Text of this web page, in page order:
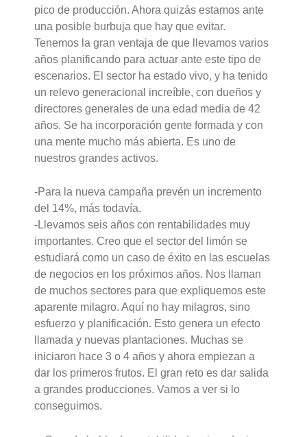
pico de producción. Ahora quizás estamos ante
una posible burbuja que hay que evitar.
Tenemos la gran ventaja de que llevamos varios
años planificando para actuar ante este tipo de
escenarios. El sector ha estado vivo, y ha tenido
un relevo generacional increíble, con dueños y
directores generales de una edad media de 42
años. Se ha incorporación gente formada y con
una mente mucho más abierta. Es uno de
nuestros grandes activos.
-Para la nueva campaña prevén un incremento
del 14%, más todavía.
-Llevamos seis años con rentabilidades muy
importantes. Creo que el sector del limón se
estudiará como un caso de éxito en las escuelas
de negocios en los próximos años. Nos llaman
de muchos sectores para que expliquemos este
aparente milagro. Aquí no hay milagros, sino
esfuerzo y planificación. Esto genera un efecto
llamada y nuevas plantaciones. Muchas se
iniciaron hace 3 o 4 años y ahora empiezan a
dar los primeros frutos. El gran reto es dar salida
a grandes producciones. Vamos a ver si lo
conseguimos.